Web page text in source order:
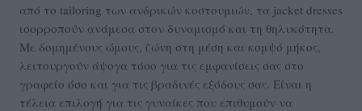
από το tailoring των ανδρικών κοστουμιών, τα jacket dresses
ισορροπούν ανάμεσα στον δυναμισμό και τη θηλυκότητα.
Με δομημένους ώμους, ζώνη στη μέση και κομψό μήκος,
λειτουργούν άψογα τόσο για τις εμφανίσεις σας στο
γραφείο όσο και για τις βραδινές εξόδους σας. Είναι η
τέλεια επιλογή για τις γυναίκες που επιθυμούν να